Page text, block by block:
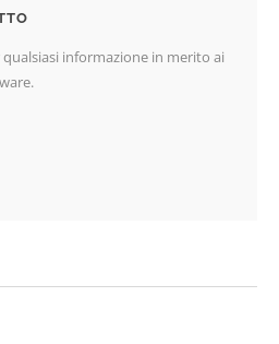
informazione in merito ai